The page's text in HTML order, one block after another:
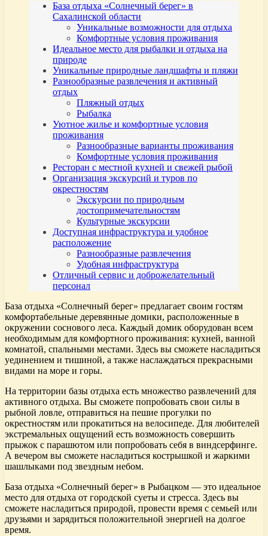
База отдыха «Солнечный берег» в
Сахалинской области
Уникальные возможности для отдыха
Комфортные условия проживания
Идеальное место для рыбалки и отдыха на
природе
Уникальные природные ландшафты и пляжи
Разнообразные развлечения и активный
отдых
Пляжный отдых
Рыбалка
Уютное жилье и комфортные условия
проживания
Разнообразные варианты проживания
Комфортные условия проживания
Ресторан с местной кухней и свежей рыбой
Организация экскурсий и туров по
окрестностям
Экскурсии по природным
достопримечательностям
Культурные экскурсии
Доступная инфраструктура и удобное
расположение
Разнообразные развлечения
Удобная инфраструктура
Отличный сервис и доброжелательный
персонал
База отдыха «Солнечный берег» предлагает своим гостям
комфортабельные деревянные домики, расположенные в
окружении соснового леса. Каждый домик оборудован всем
необходимым для комфортного проживания: кухней, ванной
комнатой, спальными местами. Здесь вы сможете насладиться
уединением и тишиной, а также наслаждаться прекрасными
видами на море и горы.
На территории базы отдыха есть множество развлечений для
активного отдыха. Вы сможете попробовать свои силы в
рыбной ловле, отправиться на пешие прогулки по
окрестностям или прокатиться на велосипеде. Для любителей
экстремальных ощущений есть возможность совершить
прыжок с парашютом или попробовать себя в виндсерфинге.
А вечером вы сможете насладиться кострышкой и жаркими
шашлыками под звездным небом.
База отдыха «Солнечный берег» в Рыбацком — это идеальное
место для отдыха от городской суеты и стресса. Здесь вы
сможете насладиться природой, провести время с семьей или
друзьями и зарядиться положительной энергией на долгое
время.